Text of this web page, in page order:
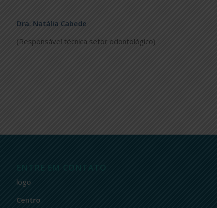
Dra. Natália Cabede
(Responsável técnica setor odontológico)
ENTRE EM CONTATO
logo
Centro